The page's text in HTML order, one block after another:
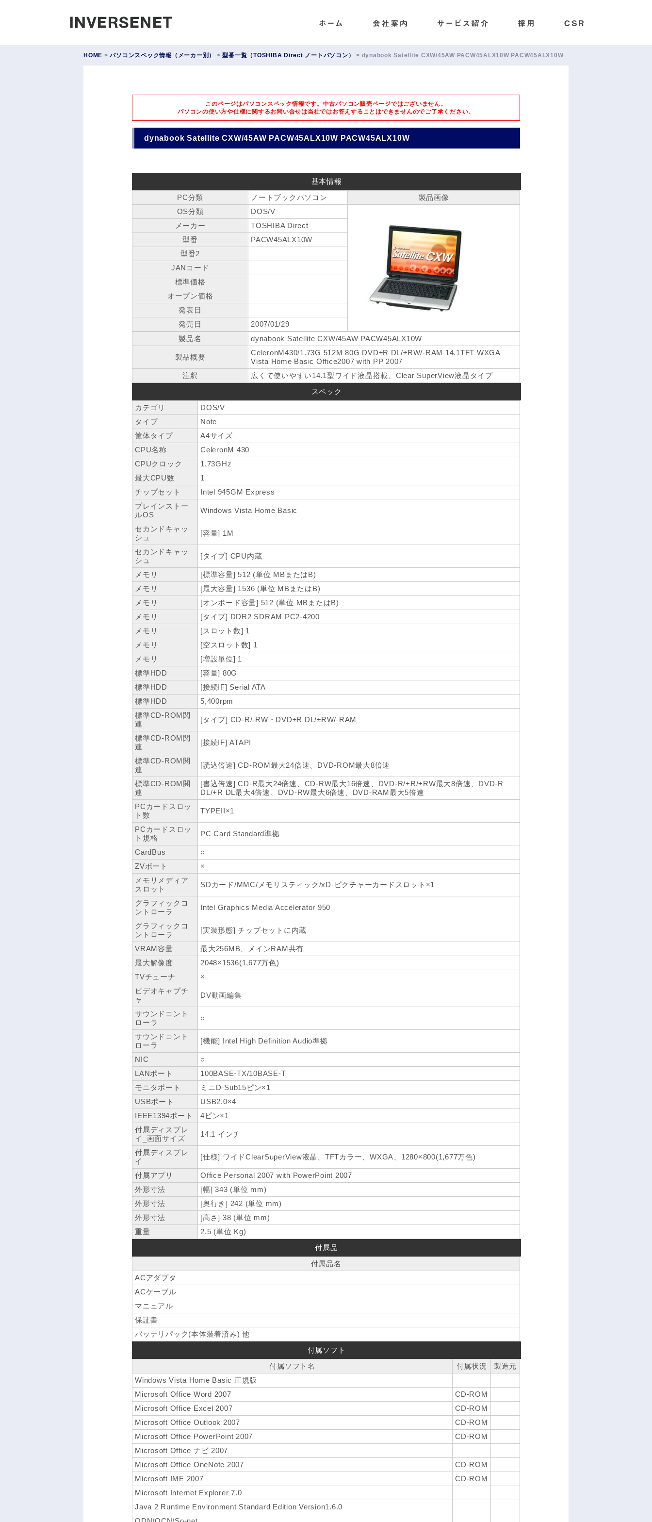
HOME >パソコンスペック情報（メーカー別） >型番一覧（TOSHIBA Direct ノートパソコン） > dynabook Satellite CXW/45AW PACW45ALX10W PACW45ALX10W
このページはパソコンスペック情報です。中古パソコン販売ページではございません。
パソコンの使い方や仕様に関するお問い合せは当社ではお答えすることはできませんのでご了承ください。
dynabook Satellite CXW/45AW PACW45ALX10W PACW45ALX10W
基本情報
PC分類
ノートブックパソコン
製品画像
OS分類
DOS/V
メーカー
TOSHIBA Direct
型番
PACW45ALX10W
型番2
JANコード
標準価格
オープン価格
発表日
発売日
2007/01/29
製品名
dynabook Satellite CXW/45AW PACW45ALX10W
製品概要
CeleronM430/1.73G 512M 80G DVD±R DL/±RW/-RAM 14.1TFT WXGA
Vista Home Basic Office2007 with PP 2007
注釈
広くて使いやすい14.1型ワイド液晶搭載、Clear SuperView液晶タイプ
スペック
カテゴリ
DOS/V
タイプ
Note
筐体タイプ
A4サイズ
CPU名称
CeleronM 430
CPUクロック
1.73GHz
最大CPU数
1
チップセット
Intel 945GM Express
プレインストー
ルOS
Windows Vista Home Basic
セカンドキャッ
シュ
[容量] 1M
セカンドキャッ
シュ
[タイプ] CPU内蔵
メモリ
[標準容量] 512 (単位 MBまたはB)
メモリ
[最大容量] 1536 (単位 MBまたはB)
メモリ
[オンボード容量] 512 (単位 MBまたはB)
メモリ
[タイプ] DDR2 SDRAM PC2-4200
メモリ
[スロット数] 1
メモリ
[空スロット数] 1
メモリ
[増設単位] 1
標準HDD
[容量] 80G
標準HDD
[接続IF] Serial ATA
標準HDD
5,400rpm
標準CD-ROM関
連
[タイプ] CD-R/-RW・DVD±R DL/±RW/-RAM
標準CD-ROM関
連
[接続IF] ATAPI
標準CD-ROM関
連
[読込倍速] CD-ROM最大24倍速、DVD-ROM最大8倍速
標準CD-ROM関
連
[書込倍速] CD-R最大24倍速、CD-RW最大16倍速、DVD-R/+R/+RW最大8倍速、DVD-R
DL/+R DL最大4倍速、DVD-RW最大6倍速、DVD-RAM最大5倍速
PCカードスロッ
ト数
TYPEII×1
PCカードスロッ
ト規格
PC Card Standard準拠
CardBus
○
ZVポート
×
メモリメディア
スロット
SDカード/MMC/メモリスティック/xD-ピクチャーカードスロット×1
グラフィックコ
ントローラ
Intel Graphics Media Accelerator 950
グラフィックコ
ントローラ
[実装形態] チップセットに内蔵
VRAM容量
最大256MB、メインRAM共有
最大解像度
2048×1536(1,677万色)
TVチューナ
×
ビデオキャプチ
ャ
DV動画編集
サウンドコント
ローラ
○
サウンドコント
ローラ
[機能] Intel High Definition Audio準拠
NIC
○
LANポート
100BASE-TX/10BASE-T
モニタポート
ミニD-Sub15ピン×1
USBポート
USB2.0×4
IEEE1394ポート
4ピン×1
付属ディスプレ
イ_画面サイズ
14.1 インチ
付属ディスプレ
イ
[仕様] ワイドClearSuperView液晶、TFTカラー、WXGA、1280×800(1,677万色)
付属アプリ
Office Personal 2007 with PowerPoint 2007
外形寸法
[幅] 343 (単位 mm)
外形寸法
[奥行き] 242 (単位 mm)
外形寸法
[高さ] 38 (単位 mm)
重量
2.5 (単位 Kg)
付属品
付属品名
ACアダプタ
ACケーブル
マニュアル
保証書
バッテリパック(本体装着済み) 他
付属ソフト
付属ソフト名
付属状況
製造元
Windows Vista Home Basic 正規版
Microsoft Office Word 2007
CD-ROM
Microsoft Office Excel 2007
CD-ROM
Microsoft Office Outlook 2007
CD-ROM
Microsoft Office PowerPoint 2007
CD-ROM
Microsoft Office ナビ 2007
Microsoft Office OneNote 2007
CD-ROM
Microsoft IME 2007
CD-ROM
Microsoft Internet Explorer 7.0
Java 2 Runtime Environment Standard Edition Version1.6.0